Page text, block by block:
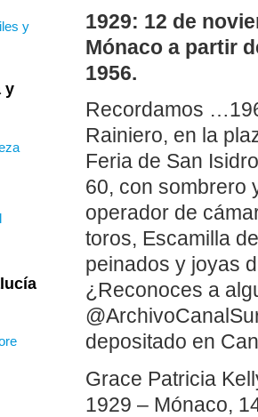
1929: 12 de
Mónaco a partir
1956.
Recordamos
Rainiero, en la
Feria de San
60, con sombrero
operador de
toros, Escamilla
peinados y joyas
¿Reconoces a
depositado en
Grace Patricia
1929 – Mónaco,
y
y